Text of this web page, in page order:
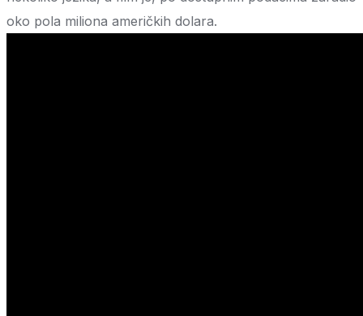
oko pola miliona američkih dolara.